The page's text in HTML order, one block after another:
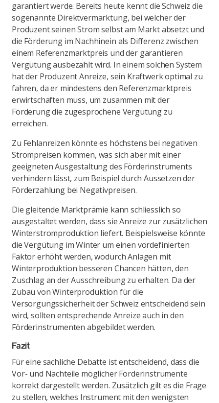
garantiert werde. Bereits heute kennt die Schweiz die
sogenannte Direktvermarktung, bei welcher der
Produzent seinen Strom selbst am Markt absetzt und
die Förderung im Nachhinein als Differenz zwischen
einem Referenzmarktpreis und der garantieren
Vergütung ausbezahlt wird. In einem solchen System
hat der Produzent Anreize, sein Kraftwerk optimal zu
fahren, da er mindestens den Referenzmarktpreis
erwirtschaften muss, um zusammen mit der
Förderung die zugesprochene Vergütung zu
erreichen.
Zu Fehlanreizen könnte es höchstens bei negativen
Strompreisen kommen, was sich aber mit einer
geeigneten Ausgestaltung des Förderinstruments
verhindern lässt, zum Beispiel durch Aussetzen der
Förderzahlung bei Negativpreisen.
Die gleitende Marktprämie kann schliesslich so
ausgestaltet werden, dass sie Anreize zur zusätzlichen
Winterstromproduktion liefert. Beispielsweise könnte
die Vergütung im Winter um einen vordefinierten
Faktor erhöht werden, wodurch Anlagen mit
Winterproduktion besseren Chancen hätten, den
Zuschlag an der Ausschreibung zu erhalten. Da der
Zubau von Winterproduktion für die
Versorgungssicherheit der Schweiz entscheidend sein
wird, sollten entsprechende Anreize auch in den
Förderinstrumenten abgebildet werden.
Fazit
Für eine sachliche Debatte ist entscheidend, dass die
Vor- und Nachteile möglicher Förderinstrumente
korrekt dargestellt werden. Zusätzlich gilt es die Frage
zu stellen, welches Instrument mit den wenigsten